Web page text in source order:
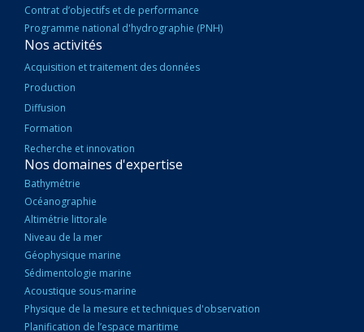
Contrat d’objectifs et de performance
Programme national d'hydrographie (PNH)
Nos activités
Acquisition et traitement des données
Production
Diffusion
Formation
Recherche et innovation
Nos domaines d'expertise
Bathymétrie
Océanographie
Altimétrie littorale
Niveau de la mer
Géophysique marine
Sédimentologie marine
Acoustique sous-marine
Physique de la mesure et techniques d'observation
Planification de l’espace maritime